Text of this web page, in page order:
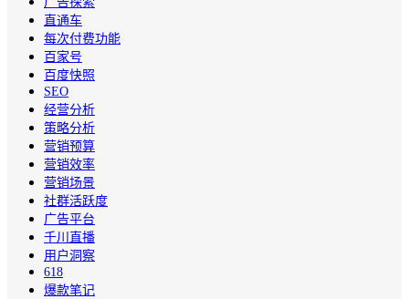
直通车
每次付费功能
百家号
百度快照
SEO
经营分析
策略分析
营销预算
营销效率
营销场景
社群活跃度
广告平台
千川直播
用户洞察
618
爆款笔记